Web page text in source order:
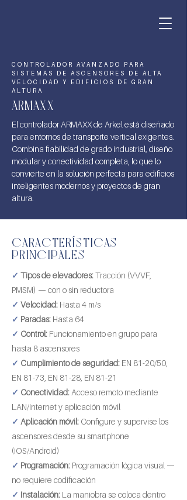
CONTROLADOR AVANZADO PARA
SISTEMAS DE ASCENSORES DE ALTA
VELOCIDAD Y EDIFICIOS DE GRAN
ALTURA
ARMAXX
El controlador ARMAXX de Arkel está diseñado
para entornos de transporte vertical exigentes.
Combina fiabilidad de grado industrial, diseño
modular y conectividad completa, lo que lo
convierte en la solución perfecta para edificios
inteligentes modernos y proyectos de gran
altura.
CARACTERÍSTICAS
PRINCIPALES
✓ Tipos de elevadores:Tracción (VVVF,
PMSM) — con o sin reductora
✓ Velocidad: Hasta 4 m/s
✓ Paradas: Hasta 64
✓ Control: Funcionamiento en grupo para
hasta 8 ascensores
✓ Cumplimiento de seguridad: EN 81-20/50,
EN 81-73, EN 81-28, EN 81-21
✓ Conectividad: Acceso remoto mediante
LAN/Internet y aplicación móvil
✓ Aplicación móvil: Configure y supervise los
ascensores desde su smartphone
(iOS/Android)
✓ Programación: Programación lógica visual —
no requiere codificación
✓ Instalación: La maniobra se coloca dentro